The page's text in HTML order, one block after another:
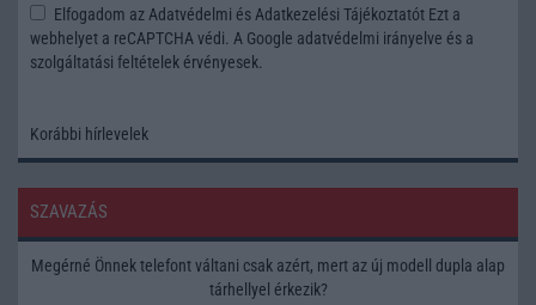
Elfogadom azAdatvédelmi és Adatkezelési Tájékoztatót Ezt a
webhelyet a reCAPTCHA védi. A Google adatvédelmi irányelve és a
szolgáltatási feltételek érvényesek.
Korábbi hírlevelek
SZAVAZÁS
Megérné Önnek telefont váltani csak azért, mert az új modell dupla alap
tárhellyel érkezik?